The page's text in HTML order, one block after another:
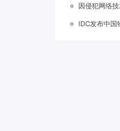
因侵犯网络
IDC发布中国